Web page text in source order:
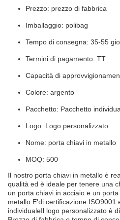
Prezzo: prezzo di fabbrica
Imballaggio: polibag
Tempo di consegna: 35-55
Termini di pagamento: TT
Capacità di
Colore: argento
Pacchetto: Pacchetto
Logo: Logo personalizzato
Nome: porta chiavi in metallo
MOQ: 500
Il nostro porta chiavi in metallo è
qualità ed è ideale per tenere una
un porta chiavi in acciaio e un
metallo.E'di certificazione
individualeIl logo personalizzato è